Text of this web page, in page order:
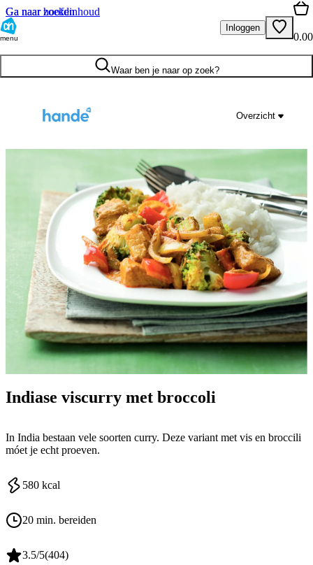
Ga naar hoofdinhoud
Ga naar zoeken
menu
Inloggen
0.00
Waar ben je naar op zoek?
Overzicht
Indiase viscurry met broccoli
In India bestaan vele soorten curry. Deze variant met vis en broccili
móet je echt proeven.
580 kcal
20 min. bereiden
3.5/5(404)